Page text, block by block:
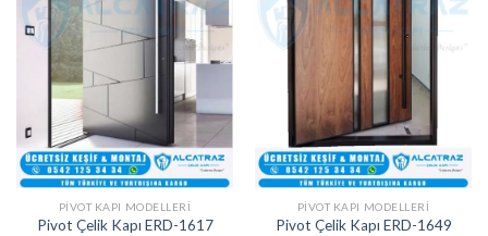
PIVOT KAPI MODELLERI
Pivot Çelik Kapı ERD-1617
PIVOT KAPI MODELLERI
Pivot Çelik Kapı ERD-1649